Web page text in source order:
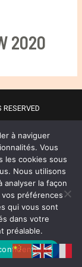
2020
à naviguer
Vous
les cookies sous
Nous utilisons
analyser la façon
préférences
qui vous sont
dans votre
préalable.